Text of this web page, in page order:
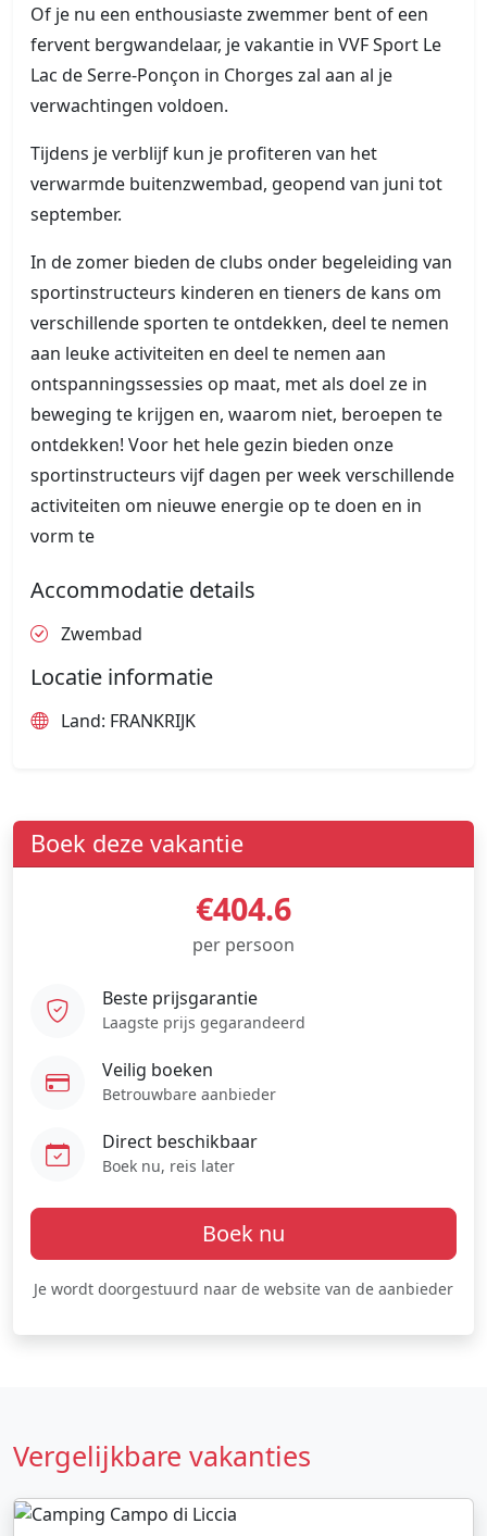
Of je nu een enthousiaste zwemmer bent of een
fervent bergwandelaar, je vakantie in VVF Sport Le
Lac de Serre-Ponçon in Chorges zal aan al je
verwachtingen voldoen.
Tijdens je verblijf kun je profiteren van het
verwarmde buitenzwembad, geopend van juni tot
september.
In de zomer bieden de clubs onder begeleiding van
sportinstructeurs kinderen en tieners de kans om
verschillende sporten te ontdekken, deel te nemen
aan leuke activiteiten en deel te nemen aan
ontspanningssessies op maat, met als doel ze in
beweging te krijgen en, waarom niet, beroepen te
ontdekken! Voor het hele gezin bieden onze
sportinstructeurs vijf dagen per week verschillende
activiteiten om nieuwe energie op te doen en in
vorm te
Accommodatie details
Zwembad
Locatie informatie
Land: FRANKRIJK
Boek deze vakantie
€404.6
per persoon
Beste prijsgarantie
Laagste prijs gegarandeerd
Veilig boeken
Betrouwbare aanbieder
Direct beschikbaar
Boek nu, reis later
Boek nu
Je wordt doorgestuurd naar de website van de aanbieder
Vergelijkbare vakanties